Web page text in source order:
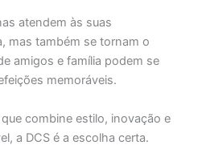
atendem às suas
mas também se tornam o
amigos e família podem se
memoráveis.
combine estilo, inovação e
a DCS é a escolha certa.